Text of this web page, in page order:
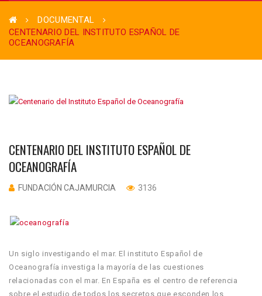
DOCUMENTAL
CENTENARIO DEL INSTITUTO ESPAÑOL DE
OCEANOGRAFÍA
CENTENARIO DEL INSTITUTO ESPAÑOL DE
OCEANOGRAFÍA
FUNDACIÓN CAJAMURCIA 3136
Un siglo investigando el mar. El instituto Español de
Oceanografía investiga la mayoría de las cuestiones
relacionadas con el mar. En España es el centro de referencia
sobre el estudio de todos los secretos que esconden los